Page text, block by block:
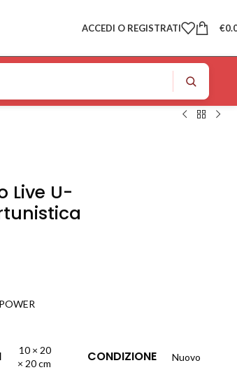
ACCEDI O REGISTRATI €
Live U-
10 × 20
× 20 cm
CONDIZIONE Nuovo